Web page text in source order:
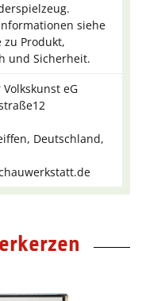
siehe
zu Produkt,
und Sicherheit.
eG
Deutschland,